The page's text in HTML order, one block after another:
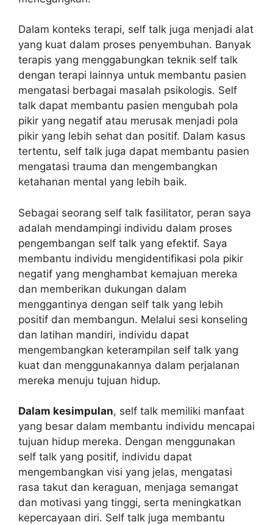
Dalam konteks terapi, self talk juga menjadi alat
yang kuat dalam proses penyembuhan. Banyak
terapis yang menggabungkan teknik self talk
dengan terapi lainnya untuk membantu pasien
mengatasi berbagai masalah psikologis. Self
talk dapat membantu pasien mengubah pola
pikir yang negatif atau merusak menjadi pola
pikir yang lebih sehat dan positif. Dalam kasus
tertentu, self talk juga dapat membantu pasien
mengatasi trauma dan mengembangkan
ketahanan mental yang lebih baik.
Sebagai seorang self talk fasilitator, peran saya
adalah mendampingi individu dalam proses
pengembangan self talk yang efektif. Saya
membantu individu mengidentifikasi pola pikir
negatif yang menghambat kemajuan mereka
dan memberikan dukungan dalam
menggantinya dengan self talk yang lebih
positif dan membangun. Melalui sesi konseling
dan latihan mandiri, individu dapat
mengembangkan keterampilan self talk yang
kuat dan menggunakannya dalam perjalanan
mereka menuju tujuan hidup.
Dalam kesimpulan, self talk memiliki manfaat
yang besar dalam membantu individu mencapai
tujuan hidup mereka. Dengan menggunakan
self talk yang positif, individu dapat
mengembangkan visi yang jelas, mengatasi
rasa takut dan keraguan, menjaga semangat
dan motivasi yang tinggi, serta meningkatkan
kepercayaan diri. Self talk juga membantu